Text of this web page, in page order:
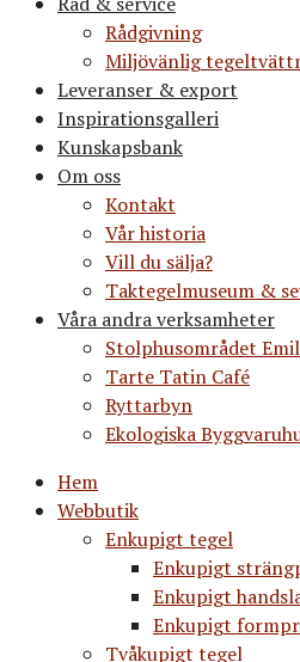
Rådgivning
Miljövänlig
Leveranser & export
Inspirationsgalleri
Kunskapsbank
Om oss
Kontakt
Vår historia
Vill du sälja?
Taktegelmuseum &
Våra andra verksamheter
Stolphusområdet
Tarte Tatin Café
Ryttarbyn
Ekologiska
Hem
Webbutik
Enkupigt tegel
Enkupigt
Enkupigt
Enkupigt
Tvåkupigt tegel